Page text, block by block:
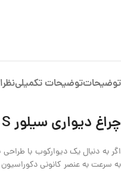
توضیحاتتوضیحات تکمیلی
چراغ دیواری سیلور Ripple pin S
اگر به دنبال یک دیوارکوب با
به سرعت به عنصر کانونی